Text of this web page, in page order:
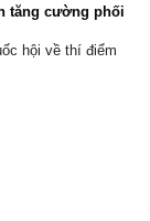
tăng cường phối
hội về thí điểm